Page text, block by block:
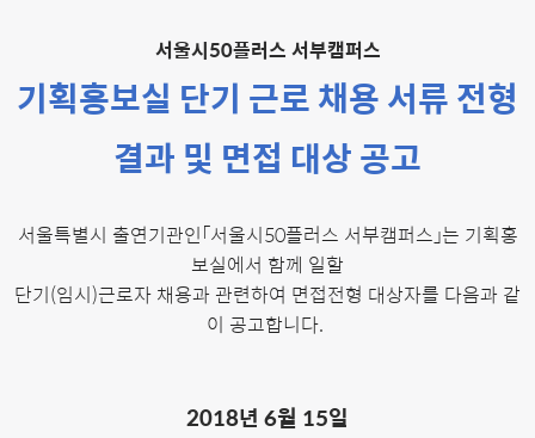
서울시50플러스 서부캠퍼스
기획홍보실 단기 근로 채용 서류 전형
결과 및 면접 대상 공고
서울특별시 출연기관인「서울시50플러스 서부캠퍼스」는 기획홍
보실에서 함께 일할
단기(임시)근로자 채용과 관련하여 면접전형 대상자를 다음과 같
이 공고합니다.
2018년 6월 15일